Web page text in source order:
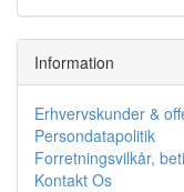
Information
Erhvervskunder &
Persondatapolitik
Forretningsvilkår,
Kontakt Os